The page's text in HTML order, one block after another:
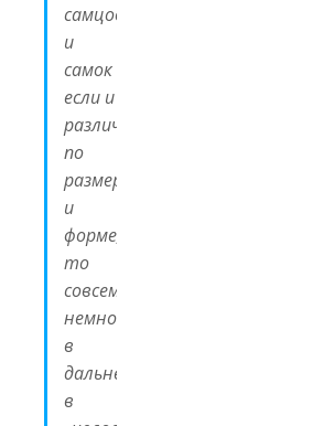
самцов
и
самок
если и
различались
по
размеру
и
форме,
то
совсем
немного;
в
дальнейшем
в